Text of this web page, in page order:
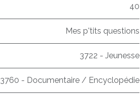
40
Mes p'tits questions
3722 - Jeunesse
3760 - Documentaire / Encyclopédie